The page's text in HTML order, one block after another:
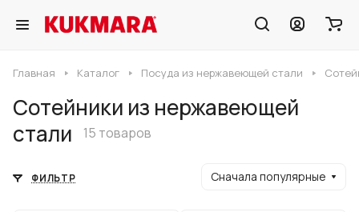
Главная Каталог Посуда из нержавеющей стали
Сотейники из нержавеющей
стали
15 товаров
ФИЛЬТР Сначала популярные